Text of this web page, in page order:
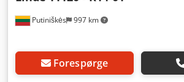
Putiniškės 997 km
Forespørge